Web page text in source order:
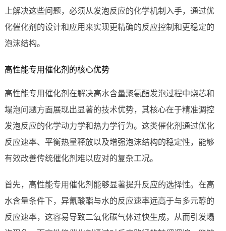
上解决这些问题，必须从发泡反应的化学机制入手，通过优
化催化剂的设计和应用来实现更精确的反应控制和更稳定的
泡沫结构。
高性能专用催化剂的核心优势
高性能专用催化剂在解决高水含量聚氨酯发泡过程中烧芯和
塌泡问题方面展现出显著的技术优势，其核心在于精准调控
发泡反应的化学动力学和热力学行为。这类催化剂通过优化
反应速率、平衡热量释放以及增强泡沫结构的稳定性，能够
有效改善传统催化剂难以应对的复杂工况。
首先，高性能专用催化剂能够显著提升反应的选择性。在高
水含量条件下，异氰酸酯与水的反应速率远高于与多元醇的
反应速率，这容易导致二氧化碳气体过快生成，从而引发塌